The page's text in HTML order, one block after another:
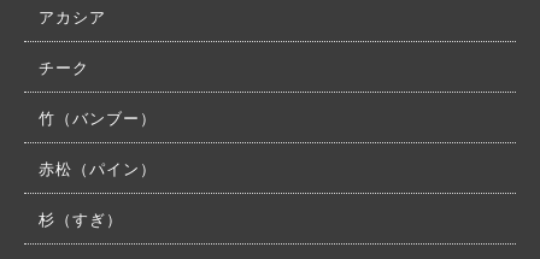
アカシア
チーク
竹（バンブー）
赤松（パイン）
杉（すぎ）